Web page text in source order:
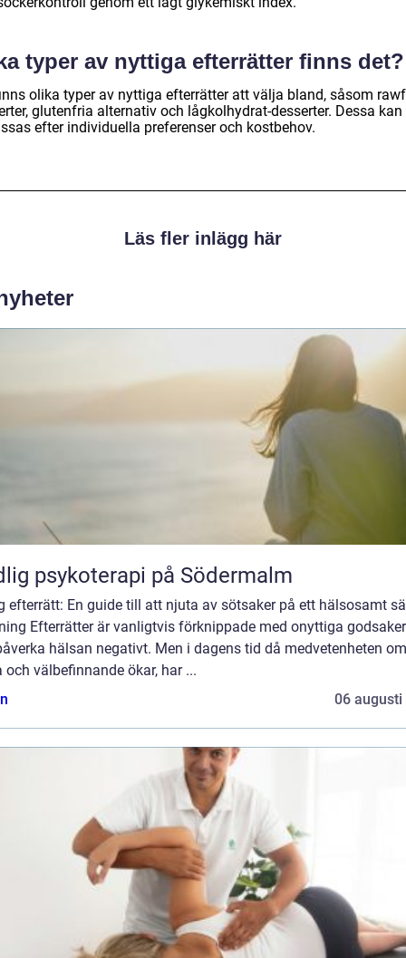
typer av nyttiga efterrätter finns det?
olika typer av nyttiga efterrätter att välja bland, såsom
glutenfria alternativ och lågkolhydrat-desserter. Dessa kan
efter individuella preferenser och kostbehov.
Läs fler inlägg här
psykoterapi på Södermalm
efterrätt: En guide till att njuta av sötsaker på ett hälsosamt
Efterrätter är vanligtvis förknippade med onyttiga
hälsan negativt. Men i dagens tid då medvetenheten om
och välbefinnande ökar, har ...
06 augusti